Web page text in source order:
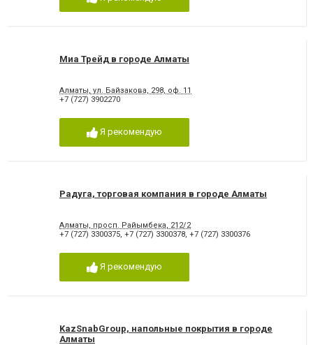
Миа Трейд в городе Алматы
Алматы, ул. Байзакова, 298, оф. 11
+7 (727) 3902270
Я рекомендую
Радуга, торговая компания в городе Алматы
Алматы, просп. Райымбека, 212/2
+7 (727) 3300375, +7 (727) 3300378, +7 (727) 3300376
Я рекомендую
KazSnabGroup, напольные покрытия в городе
Алматы